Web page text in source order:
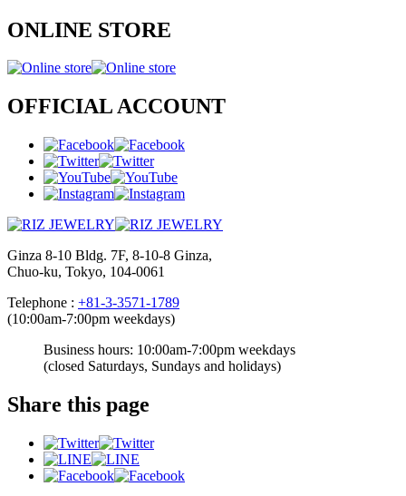
ONLINE STORE
OFFICIAL ACCOUNT
Ginza 8-10 Bldg. 7F, 8-10-8 Ginza,
Chuo-ku, Tokyo, 104-0061
Telephone : +81-3-3571-1789
(10:00am-7:00pm weekdays)
Business hours: 10:00am-7:00pm weekdays
(closed Saturdays, Sundays and holidays)
Share this page